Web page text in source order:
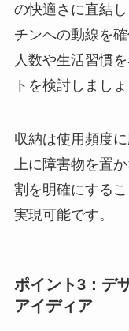
の快適さに直結
チンへの動線を
人数や生活習慣
トを検討しましょ
収納は使用頻度
上に障害物を置
割を明確にする
実現可能です。
ポイント3：デ
アイディア